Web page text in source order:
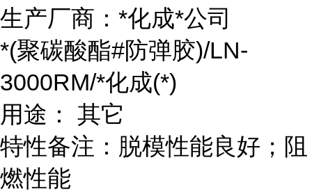
生产厂商：*化成*公司
*(聚碳酸酯#防弹胶)/LN-
3000RM/*化成(*)
用途： 其它
特性备注：脱模性能良好；阻
燃性能